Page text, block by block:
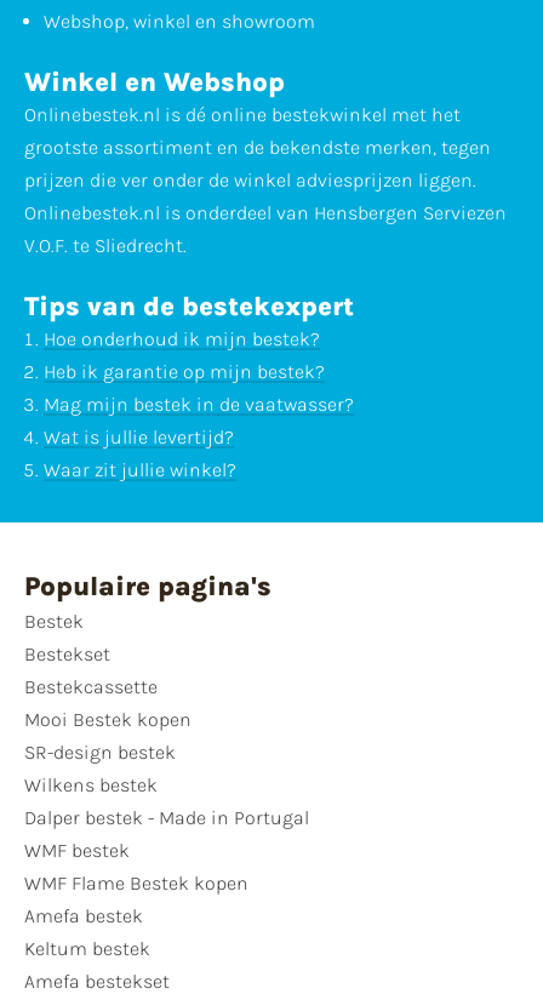
Webshop, winkel en showroom
Winkel en Webshop
Onlinebestek.nl is dé online bestekwinkel met het
grootste assortiment en de bekendste merken, tegen
prijzen die ver onder de winkel adviesprijzen liggen.
Onlinebestek.nl is onderdeel van Hensbergen Serviezen
V.O.F. te Sliedrecht.
Tips van de bestekexpert
Hoe onderhoud ik mijn bestek?
Heb ik garantie op mijn bestek?
Mag mijn bestek in de vaatwasser?
Wat is jullie levertijd?
Waar zit jullie winkel?
Populaire pagina's
Bestek
Bestekset
Bestekcassette
Mooi Bestek kopen
SR-design bestek
Wilkens bestek
Dalper bestek - Made in Portugal
WMF bestek
WMF Flame Bestek kopen
Amefa bestek
Keltum bestek
Amefa bestekset